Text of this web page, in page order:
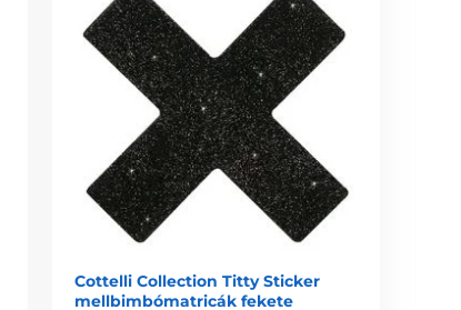
Cottelli Collection Titty Sticker
mellbimbómatricák fekete